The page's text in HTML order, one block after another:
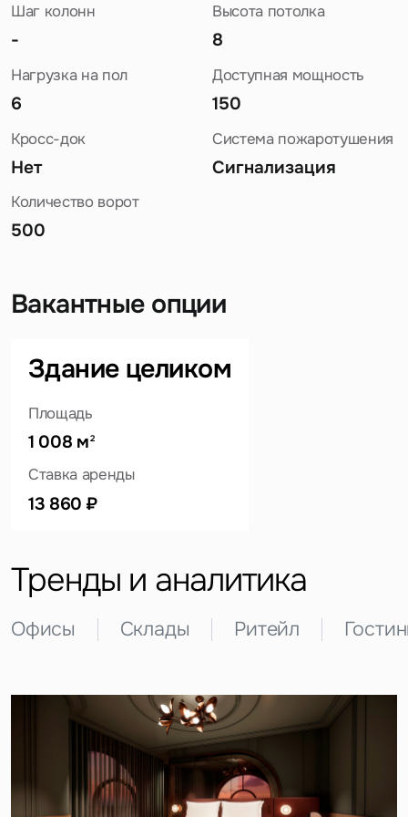
Шаг колонн
-
Высота потолка
8
Нагрузка на пол
6
Доступная мощность
150
Кросс-док
Нет
Система пожаротушения
Сигнализация
Количество ворот
500
Вакантные опции
Здание целиком
Площадь
1 008 м2
Ставка аренды
13 860 ₽
Тренды и аналитика
Офисы Склады Ритейл
Задайте свой вопрос
Вопрос
Жалоба
Объявление
Это обязательное поле
Это обязательное поле